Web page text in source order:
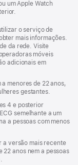
um Apple Watch
o serviço de
mais informações.
da rede. Visite
móveis
adicionais em
menores de 22 anos,
gestantes.
4 e posterior
semelhante a um
a pessoas com menos
a versão mais recente
22 anos nem a pessoas